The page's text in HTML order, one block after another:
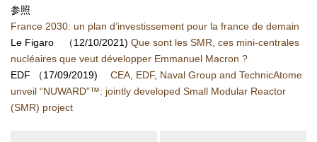
参照
France 2030: un plan d’investissement pour la france de demain
Le Figaro （12/10/2021) Que sont les SMR, ces mini-centrales
nucléaires que veut développer Emmanuel Macron ?
EDF （17/09/2019) CEA, EDF, Naval Group and TechnicAtome
unveil “NUWARD”™: jointly developed Small Modular Reactor
(SMR) project